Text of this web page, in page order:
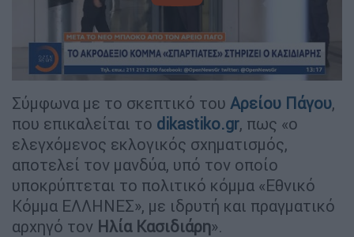
Σύμφωνα με το σκεπτικό του Αρείου Πάγου,
που επικαλείται το dikastiko.gr, πως «ο
ελεγχόμενος εκλογικός σχηματισμός,
αποτελεί τον μανδύα, υπό τον οποίο
υποκρύπτεται το πολιτικό κόμμα «Εθνικό
Κόμμα ΕΛΛΗΝΕΣ», με ιδρυτή και πραγματικό
αρχηγό τον Ηλία Κασιδιάρη».